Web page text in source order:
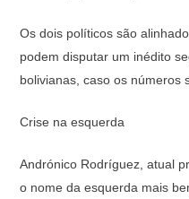
Os dois políticos são
podem disputar um inédito
bolivianas, caso os números
Crise na esquerda
Andrónico Rodríguez, atual
o nome da esquerda mais